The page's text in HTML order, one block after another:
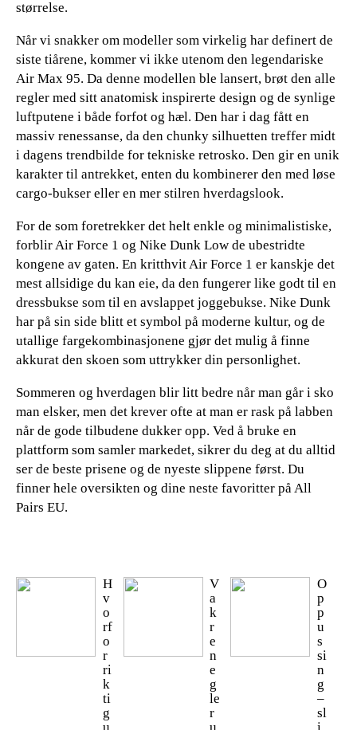
størrelse.
Når vi snakker om modeller som virkelig har definert de
siste tiårene, kommer vi ikke utenom den legendariske
Air Max 95. Da denne modellen ble lansert, brøt den alle
regler med sitt anatomisk inspirerte design og de synlige
luftputene i både forfot og hæl. Den har i dag fått en
massiv renessanse, da den chunky silhuetten treffer midt
i dagens trendbilde for tekniske retrosko. Den gir en unik
karakter til antrekket, enten du kombinerer den med løse
cargo-bukser eller en mer stilren hverdagslook.
For de som foretrekker det helt enkle og minimalistiske,
forblir Air Force 1 og Nike Dunk Low de ubestridte
kongene av gaten. En kritthvit Air Force 1 er kanskje det
mest allsidige du kan eie, da den fungerer like godt til en
dressbukse som til en avslappet joggebukse. Nike Dunk
har på sin side blitt et symbol på moderne kultur, og de
utallige fargekombinasjonene gjør det mulig å finne
akkurat den skoen som uttrykker din personlighet.
Sommeren og hverdagen blir litt bedre når man går i sko
man elsker, men det krever ofte at man er rask på labben
når de gode tilbudene dukker opp. Ved å bruke en
plattform som samler markedet, sikrer du deg at du alltid
ser de beste prisene og de nyeste slippene først. Du
finner hele oversikten og dine neste favoritter på All
Pairs EU.
H
v
o
rf
o
r
ri
k
ti
g
V
a
k
r
e
n
e
g
le
r
O
p
p
u
s
si
n
g
–
sl